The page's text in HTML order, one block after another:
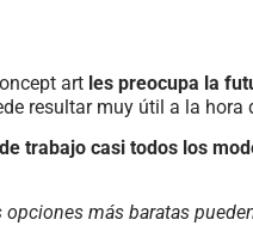
art les preocupa la
resultar muy útil a la hora
trabajo casi todos los
más baratas